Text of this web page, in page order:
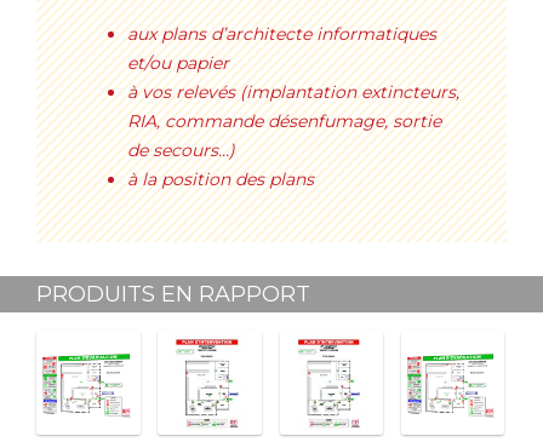
aux plans d’architecte informatiques
et/ou papier
à vos relevés (implantation extincteurs,
RIA, commande désenfumage, sortie
de secours…)
à la position des plans
PRODUITS EN RAPPORT